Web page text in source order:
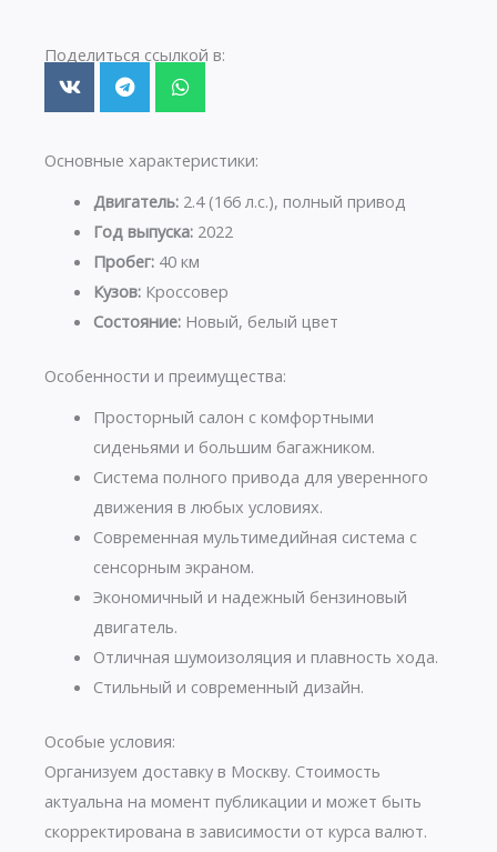
Поделиться ссылкой в:
Основные характеристики:
Двигатель:2.4 (166 л.с.), полный привод
Год выпуска:2022
Пробег:40 км
Кузов:Кроссовер
Состояние:Новый, белый цвет
Особенности и преимущества:
Просторный салон с комфортными
сиденьями и большим багажником.
Система полного привода для уверенного
движения в любых условиях.
Современная мультимедийная система с
сенсорным экраном.
Экономичный и надежный бензиновый
двигатель.
Отличная шумоизоляция и плавность хода.
Стильный и современный дизайн.
Особые условия:
Организуем доставку в Москву. Стоимость
актуальна на момент публикации и может быть
скорректирована в зависимости от курса валют.